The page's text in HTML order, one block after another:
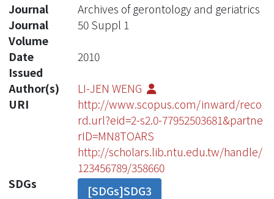
Journal
Archives of gerontology and geriatrics
Journal
Volume
50 Suppl 1
Date
Issued
2010
Author(s)
LI-JEN WENG
URI
http://www.scopus.com/inward/reco
rd.url?eid=2-s2.0-77952503681&partne
rID=MN8TOARS
http://scholars.lib.ntu.edu.tw/handle/
123456789/358660
SDGs
[SDGs]SDG3